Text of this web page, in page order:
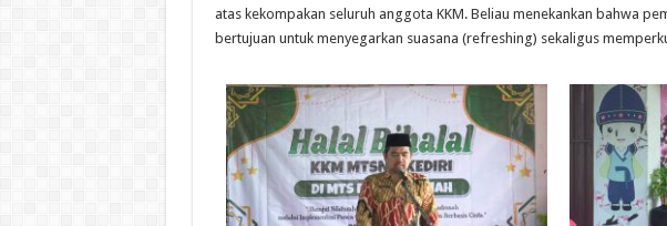
atas kekompakan seluruh anggota KKM. Beliau menekankan bahwa
bertujuan untuk menyegarkan suasana (refreshing) sekaligus